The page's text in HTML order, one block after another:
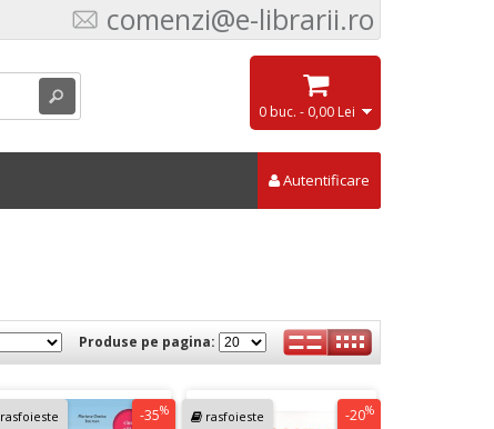
comenzi@e-librarii.ro
0 buc. - 0,00 Lei
Autentificare
Produse pe pagina:
rasfoieste -35% rasfoieste -20%